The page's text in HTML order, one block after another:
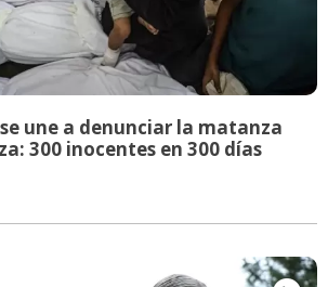
une a denunciar la matanza
300 inocentes en 300 días